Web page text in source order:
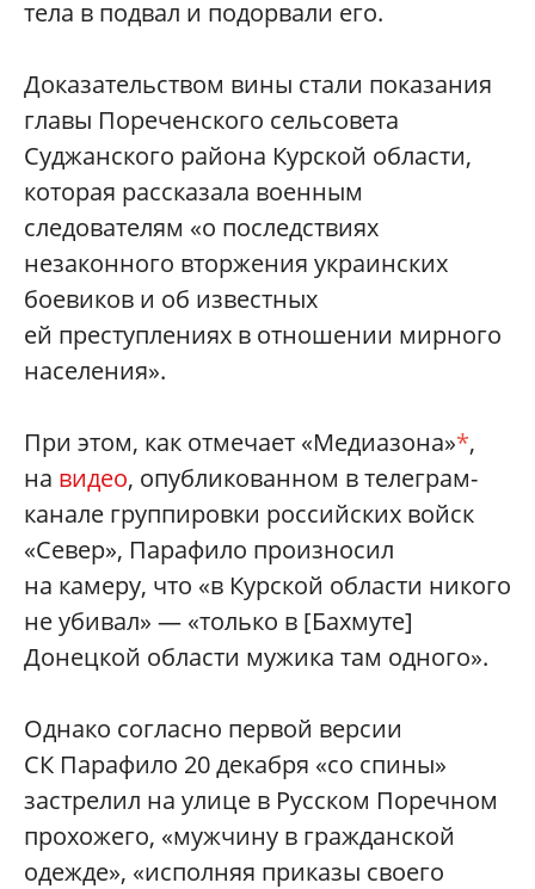
тела в подвал и подорвали его.
Доказательством вины стали показания
главы Пореченского сельсовета
Суджанского района Курской области,
которая рассказала военным
следователям «о последствиях
незаконного вторжения украинских
боевиков и об известных
ей преступлениях в отношении мирного
населения».
При этом, как отмечает «Медиазона»*,
на видео, опубликованном в телеграм-
канале группировки российских войск
«Север», Парафило произносил
на камеру, что «в Курской области никого
не убивал» — «только в [Бахмуте]
Донецкой области мужика там одного».
Однако согласно первой версии
СК Парафило 20 декабря «со спины»
застрелил на улице в Русском Поречном
прохожего, «мужчину в гражданской
одежде», «исполняя приказы своего